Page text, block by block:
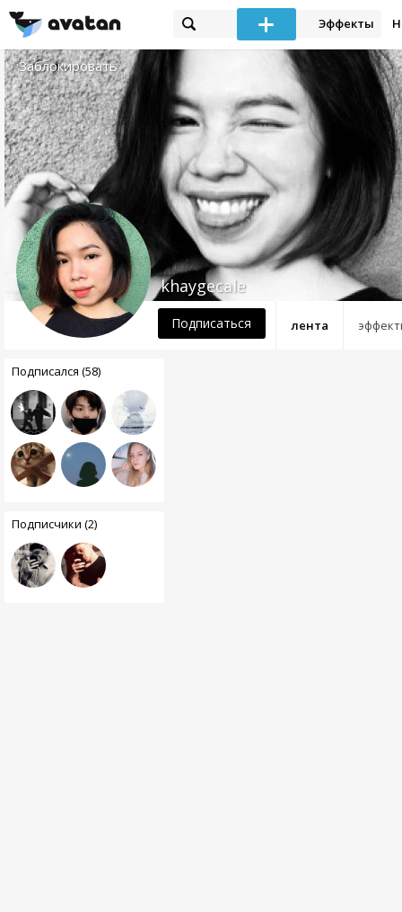
Эффекты
Заблокировать
лента
khaygecale
Подписаться
Подписался (58)
Подписчики (2)